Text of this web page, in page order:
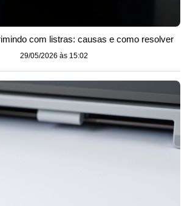
com listras: causas e como resolver
29/05/2026 às 15:02